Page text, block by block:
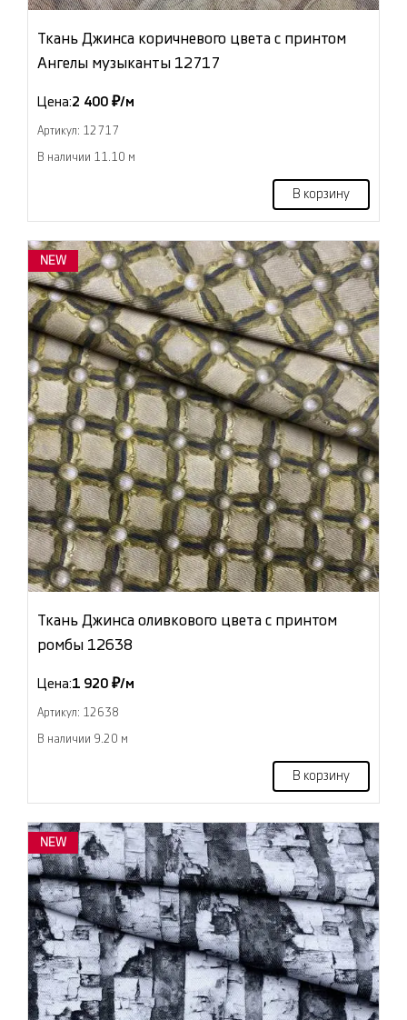
Ткань Джинса коричневого цвета с принтом
Ангелы музыканты 12717
Цена:2 400 ₽/м
Артикул: 12717
В наличии 11.10 м
В корзину
NEW
Ткань Джинса оливкового цвета с принтом
ромбы 12638
Цена:1 920 ₽/м
Артикул: 12638
В наличии 9.20 м
В корзину
NEW